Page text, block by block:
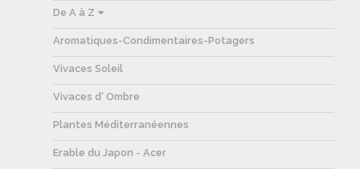
De A à Z
Aromatiques-Condimentaires-Potagers
Vivaces Soleil
Vivaces d' Ombre
Plantes Méditerranéennes
Erable du Japon - Acer